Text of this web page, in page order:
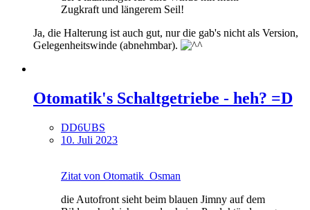
Zugkraft und längerem Seil!
Ja, die Halterung ist auch gut, nur die gab's nicht als Version,
Gelegenheitswinde (abnehmbar).
Otomatik's Schaltgetriebe - heh? =D
DD6UBS
10. Juli 2023
Zitat von Otomatik_Osman
die Autofront sieht beim blauen Jimny auf dem